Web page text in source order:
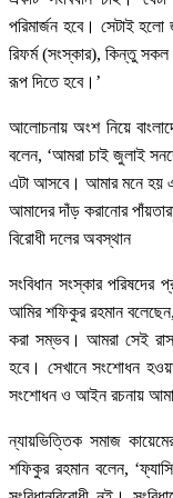
পরিমার্জন হবে। সেটাই
রিফর্ম (সংস্কার), কিন্তু সকল
রূপ দিতে হবে।’
আলোচনায় অংশ নিয়ে
বলেন, ‘আমরা চাই জুলাই
এটা আসবে। আমার মনে হয়
আমাদের দাঁড় করানোর
বিরোধী দলের অবস্থান
সংবিধান সংস্কার পরিষদের
আমির শফিকুর রহমান
করা সম্ভব। আমরা সেই
হবে। সেখানে সংশোধন
সংশোধন ও আইন রচনায়
ন্যায়ভিত্তিক সমাজ
শফিকুর রহমান বলেন,